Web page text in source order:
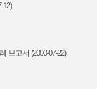
12)
보고서 (2000-07-22)